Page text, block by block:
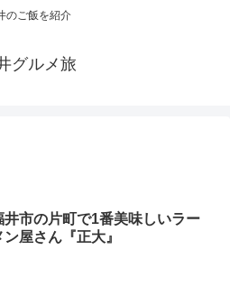
のご飯を紹介
グルメ旅
井市の片町で1番美味しいラー
ン屋さん『正大』